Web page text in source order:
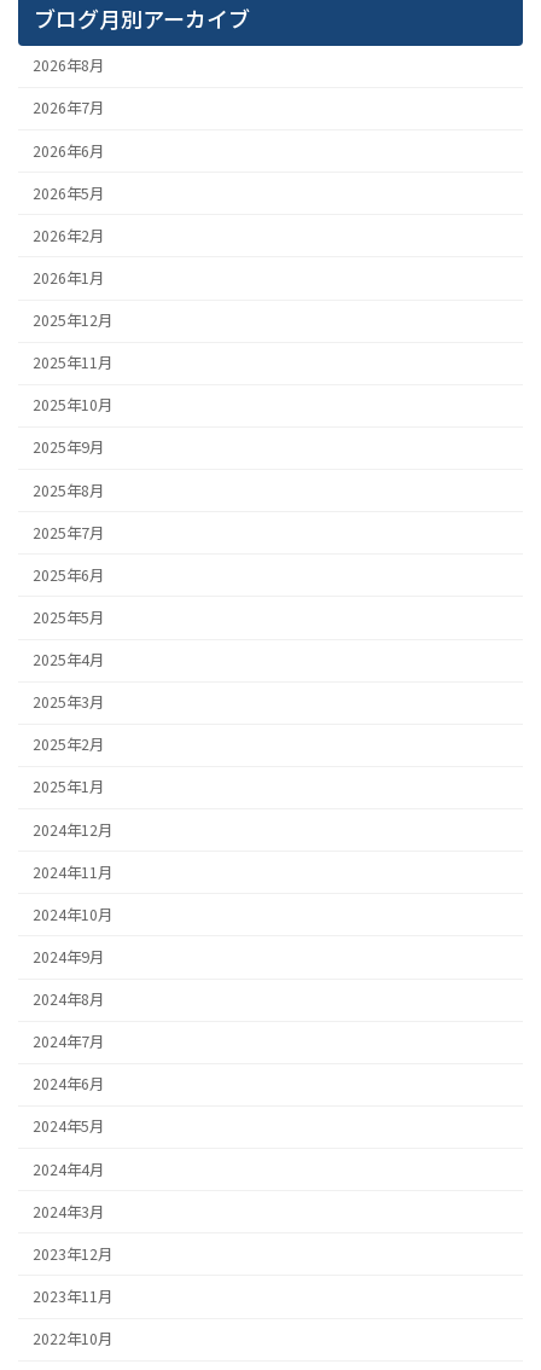
ブログ月別アーカイブ
2026年8月
2026年7月
2026年6月
2026年5月
2026年2月
2026年1月
2025年12月
2025年11月
2025年10月
2025年9月
2025年8月
2025年7月
2025年6月
2025年5月
2025年4月
2025年3月
2025年2月
2025年1月
2024年12月
2024年11月
2024年10月
2024年9月
2024年8月
2024年7月
2024年6月
2024年5月
2024年4月
2024年3月
2023年12月
2023年11月
2022年10月